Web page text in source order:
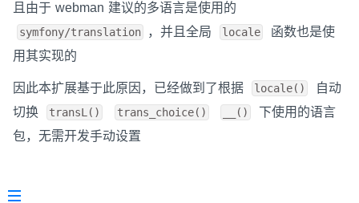
且由于 webman 建议的多语言是使用的
symfony/translation ，并且全局 locale
函数也是使
用其实现的
因此本扩展基于此原因，已经做到了根据 locale()
自动
切换
transL() trans_choice() __()
下使用的语言
包，无需开发手动设置